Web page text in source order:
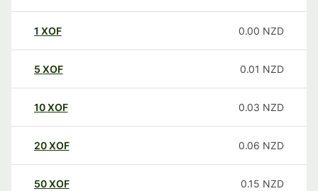
1 XOF 0.00 NZD
5 XOF 0.01 NZD
10XOF 0.03 NZD
20XOF 0.06 NZD
50XOF 0.15 NZD